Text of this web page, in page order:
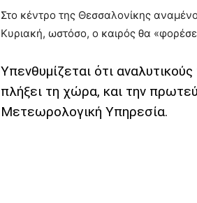
Στο κέντρο της Θεσσαλονίκης
Κυριακή, ωστόσο, ο καιρός θα
Υπενθυμίζεται ότι
πλήξει τη χώρα, και την
Μετεωρολογική Υπηρεσία.